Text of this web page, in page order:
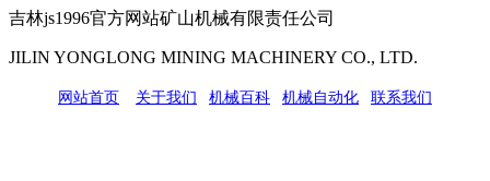
吉林js1996官方网站矿山机械有限责任公司
JILIN YONGLONG MINING MACHINERY CO., LTD.
网站首页 关于我们 机械百科 机械自动化 联系我们